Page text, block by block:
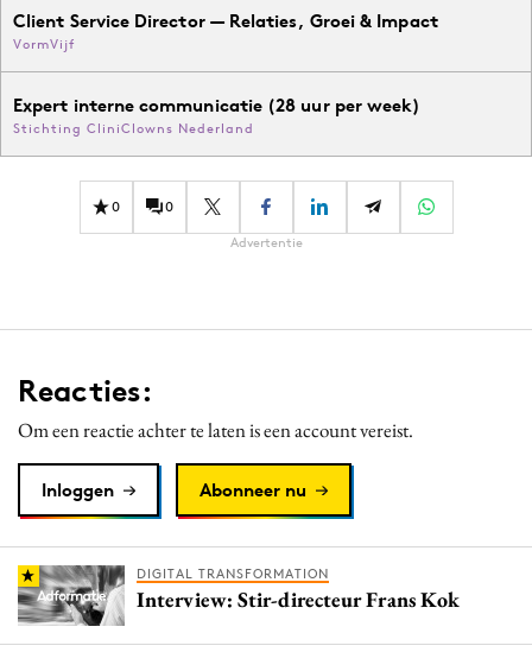
Client Service Director — Relaties, Groei & Impact
VormVijf
Expert interne communicatie (28 uur per week)
Stichting CliniClowns Nederland
0 0
Advertentie
Reacties:
Om een reactie achter te laten is een account vereist.
Inloggen Abonneer nu
DIGITAL TRANSFORMATION
Interview: Stir-directeur Frans Kok